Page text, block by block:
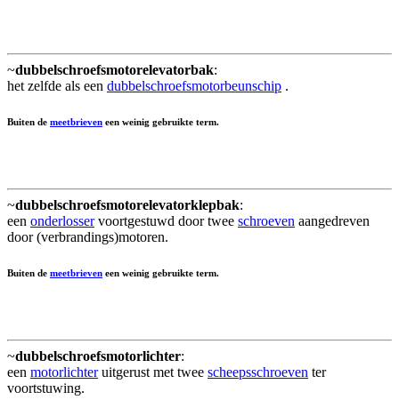
~dubbelschroefsmotorelevatorbak:
het zelfde als een dubbelschroefsmotorbeunschip .
Buiten de meetbrieven een weinig gebruikte term.
~dubbelschroefsmotorelevatorklepbak:
een onderlosservoortgestuwd door twee schroeven aangedreven
door (verbrandings)motoren.
Buiten de meetbrieven een weinig gebruikte term.
~dubbelschroefsmotorlichter:
een motorlichteruitgerust met twee scheepsschroeven ter
voortstuwing.